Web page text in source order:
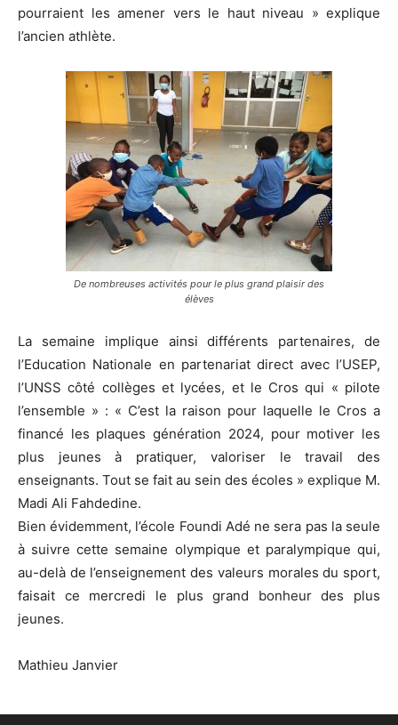
pourraient les amener vers le haut niveau » explique
l’ancien athlète.
De nombreuses activités pour le plus grand plaisir des
élèves
La semaine implique ainsi différents partenaires, de
l’Education Nationale en partenariat direct avec l’USEP,
l’UNSS côté collèges et lycées, et le Cros qui « pilote
l’ensemble » : « C’est la raison pour laquelle le Cros a
financé les plaques génération 2024, pour motiver les
plus jeunes à pratiquer, valoriser le travail des
enseignants. Tout se fait au sein des écoles » explique M.
Madi Ali Fahdedine.
Bien évidemment, l’école Foundi Adé ne sera pas la seule
à suivre cette semaine olympique et paralympique qui,
au-delà de l’enseignement des valeurs morales du sport,
faisait ce mercredi le plus grand bonheur des plus
jeunes.
Mathieu Janvier